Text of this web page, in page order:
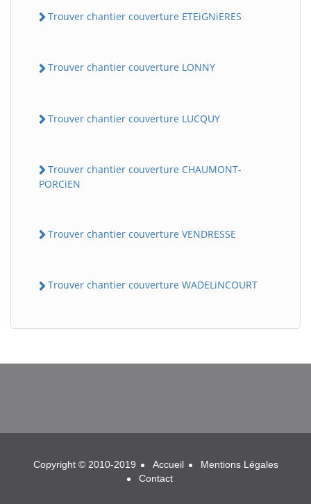
Trouver chantier couverture ETEiGNiERES
Trouver chantier couverture LONNY
Trouver chantier couverture LUCQUY
Trouver chantier couverture CHAUMONT-
PORCiEN
Trouver chantier couverture VENDRESSE
Trouver chantier couverture WADELiNCOURT
B
Copyright © 2010-2019 Accueil
Mentions Légales
Contact